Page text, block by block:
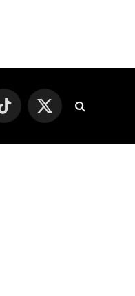
TikTok
X
(Twitter)